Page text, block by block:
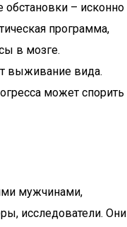
обстановки – исконно
программа,
в мозге.
выживание вида.
может спорить
мужчинами,
исследователи. Они